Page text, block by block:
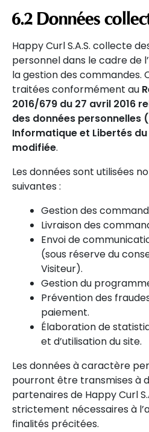
6.2 Données
Happy Curl S.A.S. collecte
personnel dans le cadre de
la gestion des commandes.
traitées conformément au
2016/679 du 27 avril 2016
des données personnelles
Informatique et Libertés du
modifiée.
Les données sont utilisées
suivantes :
Gestion des
Livraison des
Envoi de
(sous réserve du
Visiteur).
Gestion du
Prévention des
paiement.
Élaboration de
et d’utilisation du site.
Les données à caractère
pourront être transmises à
partenaires de Happy Curl
strictement nécessaires à
finalités précitées.